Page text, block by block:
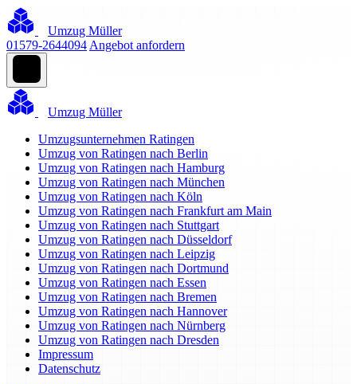
Umzug Müller
01579-2644094 Angebot anfordern
Umzug Müller
Umzugsunternehmen Ratingen
Umzug von Ratingen nach Berlin
Umzug von Ratingen nach Hamburg
Umzug von Ratingen nach München
Umzug von Ratingen nach Köln
Umzug von Ratingen nach Frankfurt am Main
Umzug von Ratingen nach Stuttgart
Umzug von Ratingen nach Düsseldorf
Umzug von Ratingen nach Leipzig
Umzug von Ratingen nach Dortmund
Umzug von Ratingen nach Essen
Umzug von Ratingen nach Bremen
Umzug von Ratingen nach Hannover
Umzug von Ratingen nach Nürnberg
Umzug von Ratingen nach Dresden
Impressum
Datenschutz